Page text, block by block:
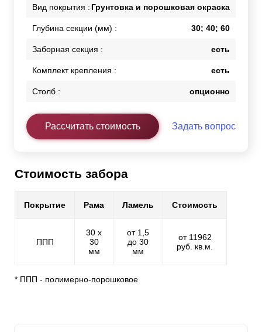
Вид покрытия : Грунтовка и порошковая окраска
Глубина секции (мм) : 30; 40; 60
Заборная секция : есть
Комплект крепления : есть
Столб : опционно
Рассчитать стоимость Задать вопрос
Стоимость забора
Покрытие Рама Ламель Стоимость
ППП
30 х
30
мм
от 1,5
до 30
мм
от 11962
руб. кв.м.
* ППП - полимерно-порошковое